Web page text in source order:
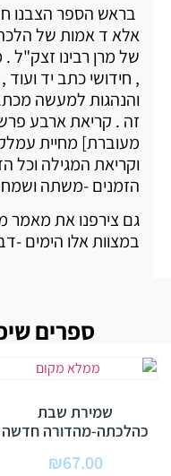
בראש הספר הצבנו
אלא ד אמות של הלכה
של מרן רבינו זצק"ל
, חידושי כתב יד
והנהגות למעשה
זה . קריאת ארבע
מעוברת] מחיית
וקריאת המגילה וכל
הזמנים -משתה
גם צירפנו את מאמר
במצוות אלו הימים -
ספרים
שמירת שבת
כהלכתה-מהדורה חדשה
₪67.00